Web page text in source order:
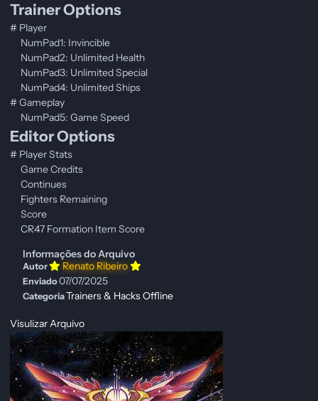
Trainer Options
# Player
NumPad1: Invincible
NumPad2: Unlimited Health
NumPad3: Unlimited Special
NumPad4: Unlimited Ships
# Gameplay
NumPad5: Game Speed
Editor Options
# Player Stats
Game Credits
Continues
Fighters Remaining
Score
CR47 Formation Item Score
Informações do Arquivo
Autor Renato Ribeiro
Enviado07/07/2025
CategoriaTrainers & Hacks Offline
Visulizar Arquivo